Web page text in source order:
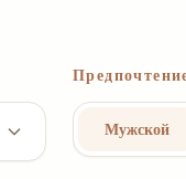
Мужской